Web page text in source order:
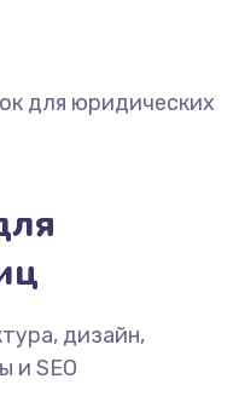
дизайн,
и SEO